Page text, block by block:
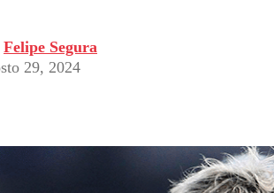
Felipe Segura
29, 2024